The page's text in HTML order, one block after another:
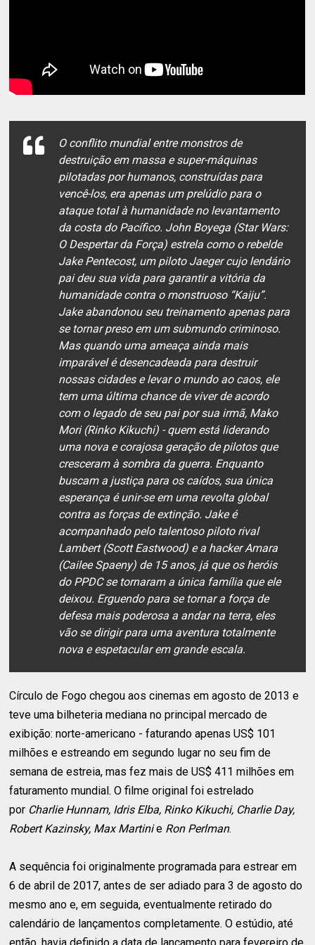
O conflito mundial entre monstros de
destruição em massa e super-máquinas
pilotadas por humanos, construídas para
vencê-los, era apenas um prelúdio para o
ataque total à humanidade no levantamento
da costa do Pacífico. John Boyega (Star Wars:
O Despertar da Força) estrela como o rebelde
Jake Pentecost, um piloto Jaeger cujo lendário
pai deu sua vida para garantir a vitória da
humanidade contra o monstruoso “Kaiju”.
Jake abandonou seu treinamento apenas para
se tornar preso em um submundo criminoso.
Mas quando uma ameaça ainda mais
imparável é desencadeada para destruir
nossas cidades e levar o mundo ao caos, ele
tem uma última chance de viver de acordo
com o legado de seu pai por sua irmã, Mako
Mori (Rinko Kikuchi) - quem está liderando
uma nova e corajosa geração de pilotos que
cresceram à sombra da guerra. Enquanto
buscam a justiça para os caídos, sua única
esperança é unir-se em uma revolta global
contra as forças de extinção. Jake é
acompanhado pelo talentoso piloto rival
Lambert (Scott Eastwood) e a hacker Amara
(Cailee Spaeny) de 15 anos, já que os heróis
do PPDC se tornaram a única família que ele
deixou. Erguendo para se tornar a força de
defesa mais poderosa a andar na terra, eles
vão se dirigir para uma aventura totalmente
nova e espetacular em grande escala.
Círculo de Fogo chegou aos cinemas em agosto de 2013 e
teve uma bilheteria mediana no principal mercado de
exibição: norte-americano - faturando apenas US$ 101
milhões e estreando em segundo lugar no seu fim de
semana de estreia, mas fez mais de US$ 411 milhões em
faturamento mundial. O filme original foi estrelado
por Charlie Hunnam, Idris Elba, Rinko Kikuchi, Charlie Day,
Robert Kazinsky, Max Martinie Ron Perlman.
A sequência foi originalmente programada para estrear em
6 de abril de 2017, antes de ser adiado para 3 de agosto do
mesmo ano e, em seguida, eventualmente retirado do
calendário de lançamentos completamente. O estúdio, até
então, havia definido a data de lançamento para fevereiro de